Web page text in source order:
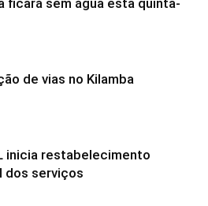
de vias no Kilamba
inicia restabelecimento
dos serviços